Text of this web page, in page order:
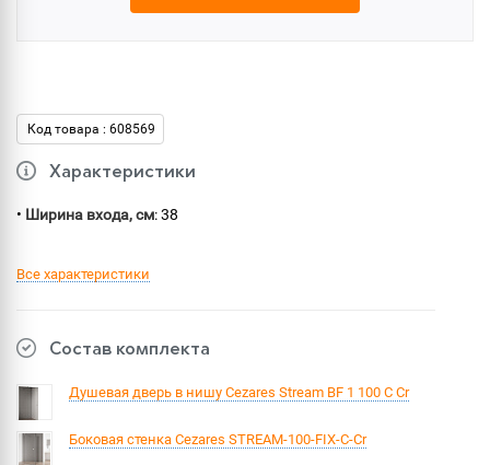
Код товара : 608569
Характеристики
• Ширина входа, см: 38
Все характеристики
Состав комплекта
Душевая дверь в нишу Cezares Stream BF 1 100 C Cr
Боковая стенка Cezares STREAM-100-FIX-C-Cr